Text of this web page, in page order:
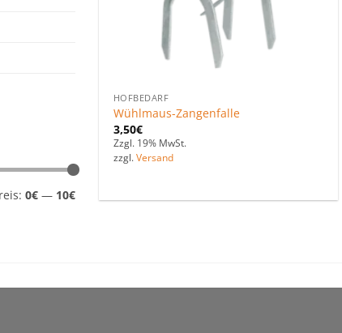
0€— 10€
HOFBEDARF
Wühlmaus-Zangenfalle
3,50€
Zzgl. 19% MwSt.
zzgl. Versand